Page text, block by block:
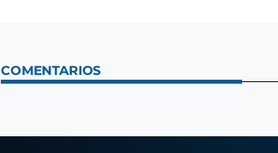
COMENTARIOS